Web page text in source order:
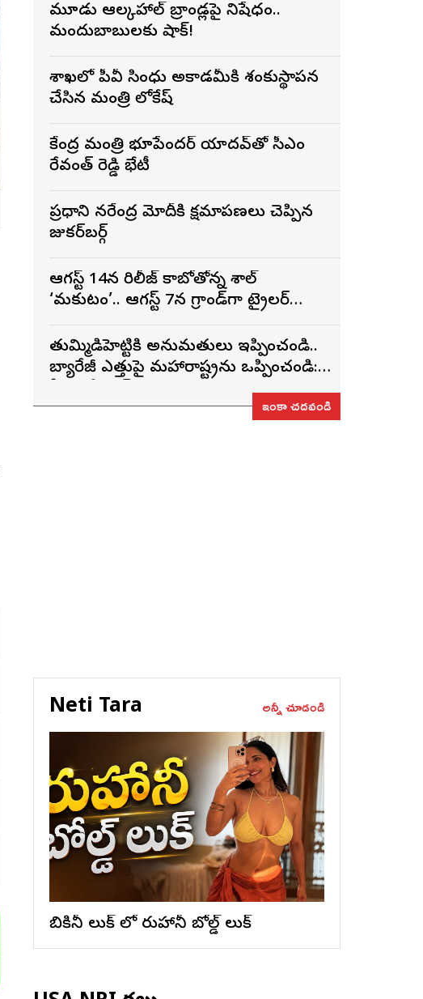
మూడు ఆల్కహాల్ బ్రాండ్లపై నిషేధం..
మందుబాబులకు షాక్!
విశాఖలో పీవీ సింధు అకాడమీకి శంకుస్థాపన
చేసిన మంత్రి లోకేష్
కేంద్ర మంత్రి భూపేందర్ యాదవ్‌తో సీఎం
రేవంత్ రెడ్డి భేటీ
ప్రధాని నరేంద్ర మోదీకి క్షమాపణలు చెప్పిన
జుకర్‌బర్గ్
ఆగస్ట్ 14న రిలీజ్ కాబోతోన్న విశాల్
‘మకుటం’.. ఆగస్ట్ 7న గ్రాండ్‌గా ట్రైలర్
తుమ్మిడిహెట్టికి అనుమ‌తులు ఇప్పించండి..
బ్యారేజీ ఎత్తుపై మ‌హారాష్ట్రను ఒప్పించండి:
ఇంకా చదవండి
Neti Tara అన్నీ చూడండి
బికినీ లుక్ లో రుహానీ బోల్డ్ లుక్